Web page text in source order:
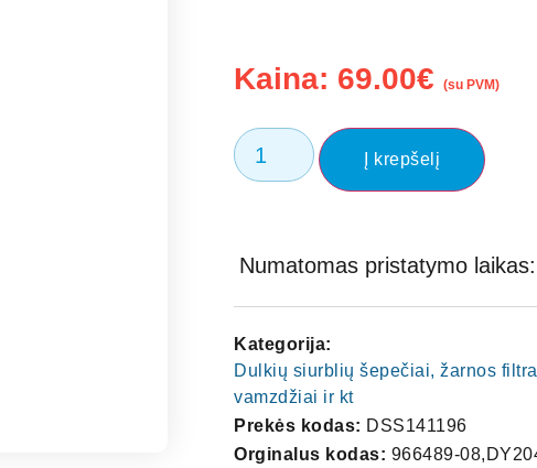
Kaina: 69.00€ (su PVM)
Į krepšelį
Numatomas pristatymo
Kategorija:
Dulkių siurblių šepečiai, žarnos
vamzdžiai ir kt
Prekės kodas: DSS141196
Orginalus kodas: 966489-